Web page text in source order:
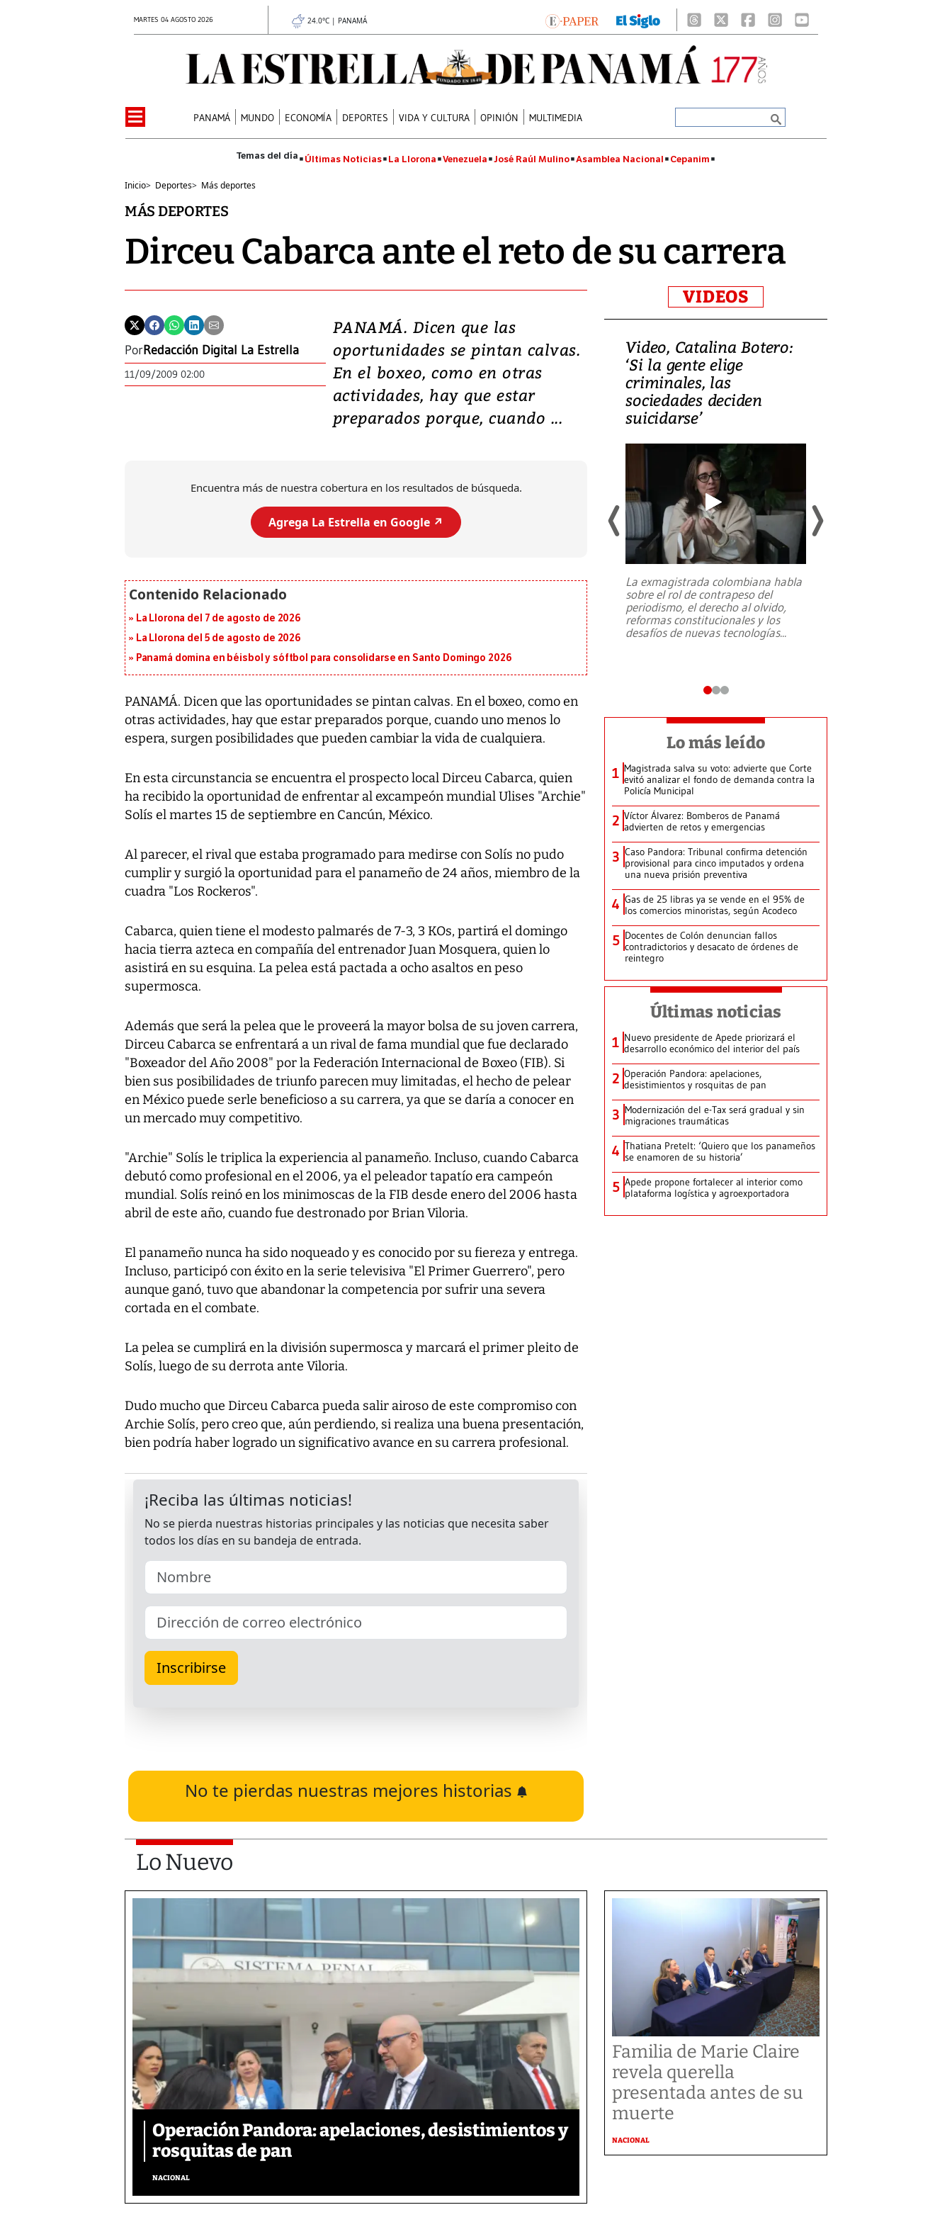
MARTES 04 AGOSTO 2026 24.0°C | PANAMÁ
PANAMÁ MUNDO ECONOMÍA DEPORTES VIDA Y CULTURA OPINIÓN MULTIMEDIA
Últimas Noticias La Llorona Venezuela José Raúl Mulino Asamblea Nacional Cepanim
Inicio> Deportes> Más deportes
MÁS DEPORTES
Dirceu Cabarca ante el reto de su carrera
PorRedacción Digital La Estrella
11/09/2009 02:00
PANAMÁ. Dicen que las
oportunidades se pintan calvas.
En el boxeo, como en otras
actividades, hay que estar
preparados porque, cuando ...
Encuentra más de nuestra cobertura en los resultados de búsqueda.
Agrega La Estrella en Google ↗️
La Llorona del 7 de agosto de 2026
La Llorona del 5 de agosto de 2026
Panamá domina en béisbol y sóftbol para consolidarse en Santo Domingo 2026
PANAMÁ. Dicen que las oportunidades se pintan calvas. En el boxeo, como en
otras actividades, hay que estar preparados porque, cuando uno menos lo
espera, surgen posibilidades que pueden cambiar la vida de cualquiera.
En esta circunstancia se encuentra el prospecto local Dirceu Cabarca, quien
ha recibido la oportunidad de enfrentar al excampeón mundial Ulises "Archie"
Solís el martes 15 de septiembre en Cancún, México.
Al parecer, el rival que estaba programado para medirse con Solís no pudo
cumplir y surgió la oportunidad para el panameño de 24 años, miembro de la
cuadra "Los Rockeros".
Cabarca, quien tiene el modesto palmarés de 7-3, 3 KOs, partirá el domingo
hacia tierra azteca en compañía del entrenador Juan Mosquera, quien lo
asistirá en su esquina. La pelea está pactada a ocho asaltos en peso
supermosca.
Además que será la pelea que le proveerá la mayor bolsa de su joven carrera,
Dirceu Cabarca se enfrentará a un rival de fama mundial que fue declarado
"Boxeador del Año 2008" por la Federación Internacional de Boxeo (FIB). Si
bien sus posibilidades de triunfo parecen muy limitadas, el hecho de pelear
en México puede serle beneficioso a su carrera, ya que se daría a conocer en
un mercado muy competitivo.
"Archie" Solís le triplica la experiencia al panameño. Incluso, cuando Cabarca
debutó como profesional en el 2006, ya el peleador tapatío era campeón
mundial. Solís reinó en los minimoscas de la FIB desde enero del 2006 hasta
abril de este año, cuando fue destronado por Brian Viloria.
El panameño nunca ha sido noqueado y es conocido por su fiereza y entrega.
Incluso, participó con éxito en la serie televisiva "El Primer Guerrero", pero
aunque ganó, tuvo que abandonar la competencia por sufrir una severa
cortada en el combate.
La pelea se cumplirá en la división supermosca y marcará el primer pleito de
Solís, luego de su derrota ante Viloria.
Dudo mucho que Dirceu Cabarca pueda salir airoso de este compromiso con
Archie Solís, pero creo que, aún perdiendo, si realiza una buena presentación,
bien podría haber logrado un significativo avance en su carrera profesional.
No te pierdas nuestras mejores historias
VIDEOS
Video, Japón: Terremoto
deja heridos y graves
daños en Kumamoto
al sur de Japón, provocando una
Video, Catalina Botero:
‘Si la gente elige
criminales, las
sociedades deciden
suicidarse’
La exmagistrada colombiana habla
sobre el rol de contrapeso del
periodismo, el derecho al olvido,
reformas constitucionales y los
desafíos de nuevas tecnologías...
Lo más leído
1 Magistrada salva su voto: advierte que Corte
evitó analizar el fondo de demanda contra la
Policía Municipal
2 Víctor Álvarez: Bomberos de Panamá
advierten de retos y emergencias
3 Caso Pandora: Tribunal confirma detención
provisional para cinco imputados y ordena
una nueva prisión preventiva
4 Gas de 25 libras ya se vende en el 95% de
los comercios minoristas, según Acodeco
5 Docentes de Colón denuncian fallos
contradictorios y desacato de órdenes de
reintegro
Últimas noticias
1 Nuevo presidente de Apede priorizará el
desarrollo económico del interior del país
2 Operación Pandora: apelaciones,
desistimientos y rosquitas de pan
3 Modernización del e-Tax será gradual y sin
migraciones traumáticas
4 Thatiana Pretelt: ‘Quiero que los panameños
se enamoren de su historia’
5 Apede propone fortalecer al interior como
plataforma logística y agroexportadora
Lo Nuevo
Operación Pandora: apelaciones, desistimientos y
rosquitas de pan
NACIONAL
Familia de Marie Claire
revela querella
presentada antes de su
muerte
NACIONAL